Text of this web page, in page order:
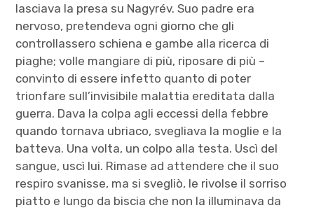
lasciava la presa su Nagyrév. Suo padre era
nervoso, pretendeva ogni giorno che gli
controllassero schiena e gambe alla ricerca di
piaghe; volle mangiare di più, riposare di più –
convinto di essere infetto quanto di poter
trionfare sull’invisibile malattia ereditata dalla
guerra. Dava la colpa agli eccessi della febbre
quando tornava ubriaco, svegliava la moglie e la
batteva. Una volta, un colpo alla testa. Uscì del
sangue, uscì lui. Rimase ad attendere che il suo
respiro svanisse, ma si svegliò, le rivolse il sorriso
piatto e lungo da biscia che non la illuminava da